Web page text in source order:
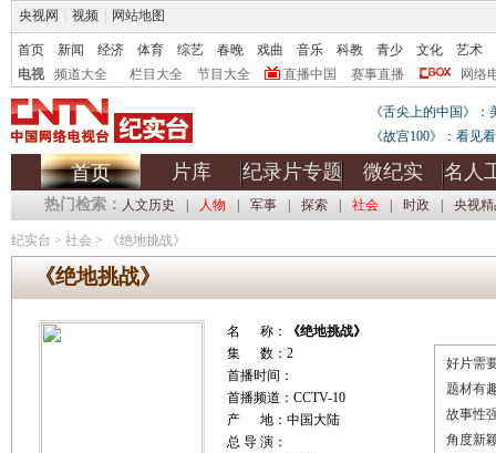
央视网 视频 网站地图
首页 新闻 经济 体育 综艺 春晚 戏曲 音乐 科教 青少 文化
艺术
电视
频道大全 栏目大全 节目大全 直播中国 赛事直播 网络
《舌尖上的中国》
《故宫100》：看见
首页 片库 纪录片专题 微纪实 名人
热门检索： 人文历史 人物 军事 探索 社会 时政 央视
纪实台 > 社会 > 《绝地挑战》
《绝地挑战》
名 称：
《绝地挑战》
集 数：2
首播时间：
首播频道：CCTV-10
产 地：中国大陆
总 导 演：
好片需
题材有
故事性
角度新